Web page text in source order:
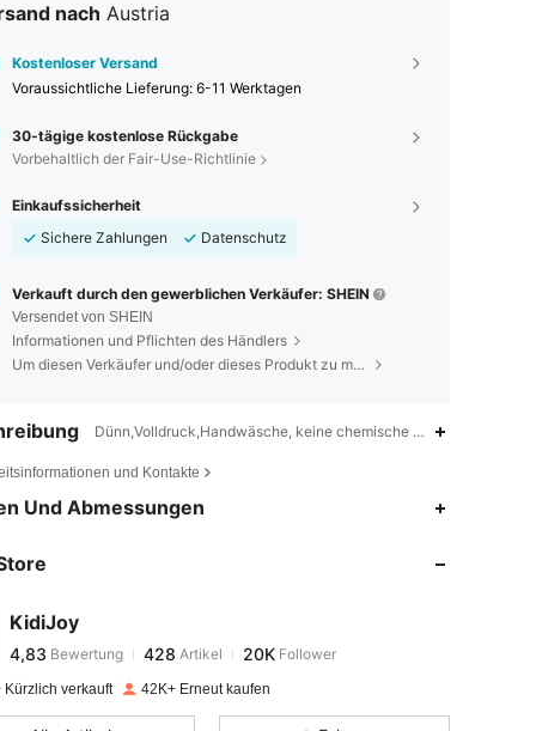
nach Austria
Kostenloser Versand
Voraussichtliche Lieferung: 6-11 Werktagen
30-tägige kostenlose Rückgabe
Vorbehaltlich der Fair-Use-Richtlinie
Einkaufssicherheit
Sichere Zahlungen
Datenschutz
Verkauft durch den gewerblichen Verkäufer: SHEIN
Versendet von SHEIN
Informationen und Pflichten des Händlers
Um diesen Verkäufer und/oder dieses Produkt zu melden
Dünn,Volldruck,Handwäsche, keine chemische Reinigung
und Kontakte
Und Abmessungen
KidiJoy
4,83
4,83 Bewertung
s***rbezahltVor 1 Tag
Kürzlich verkauft 42K+ Erneut kaufen